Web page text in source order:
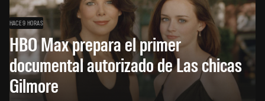
HACE 9 HORAS
HBO Max prepara el primer
documental autorizado de Las chicas
Gilmore